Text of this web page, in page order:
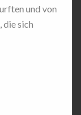
und von
die sich